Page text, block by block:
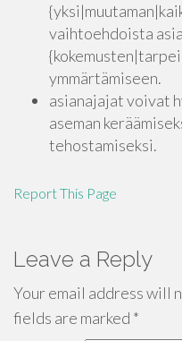
vaihtoehdoista
ymmärtämiseen.
asianajajat voivat
aseman
tehostamiseksi.
Report This Page
Leave a Reply
Your email address will
fields are marked *